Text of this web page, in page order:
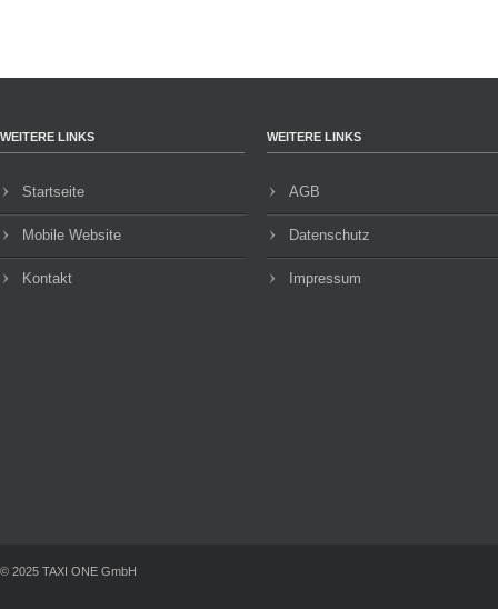
WEITERE LINKS
Startseite
Mobile Website
Kontakt
WEITERE LINKS
AGB
Datenschutz
Impressum
© 2025 TAXI ONE GmbH